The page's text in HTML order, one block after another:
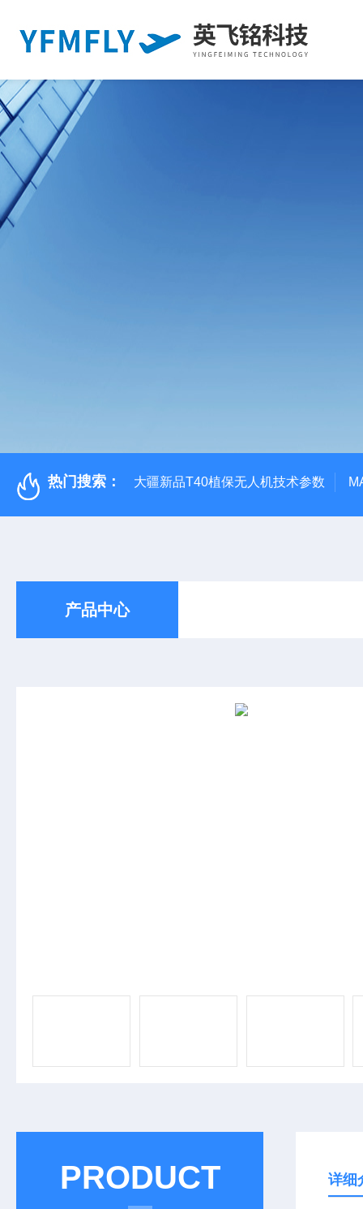
热门搜索： 大疆新品T40植保无人机技术参数
产品中心
PRODUCT 详细